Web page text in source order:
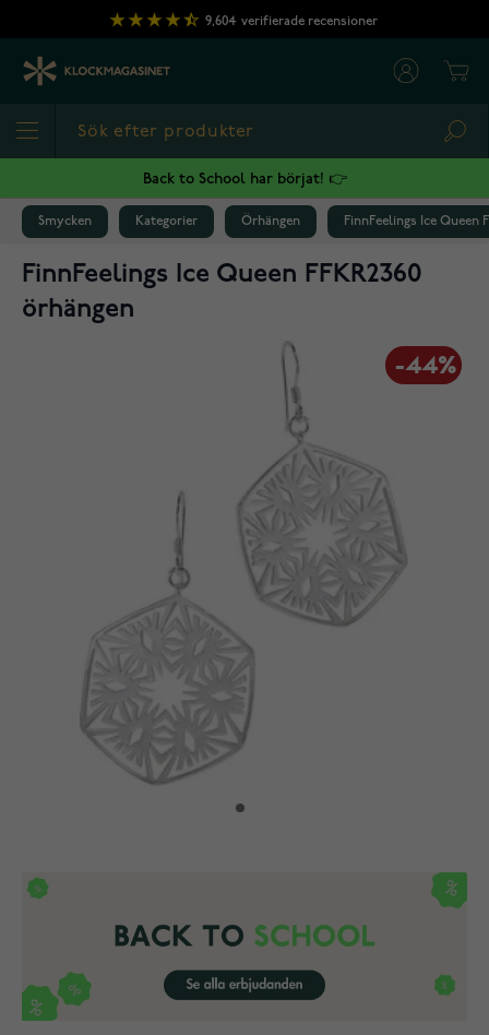
Hoppa till innehållet
9,604 verifierade recensioner
Back to School har börjat! 👉
Smycken Kategorier Örhängen FinnFeelings Ice Queen
FinnFeelings Ice Queen FFKR2360
örhängen
-44%